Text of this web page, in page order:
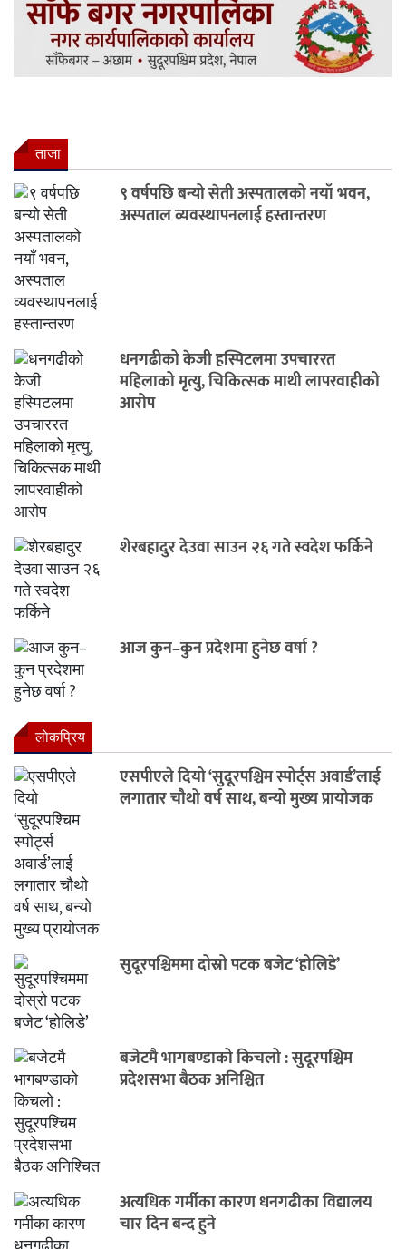
ताजा
९ वर्षपछि बन्यो सेती अस्पतालको नयाँ भवन,
अस्पताल व्यवस्थापनलाई हस्तान्तरण
धनगढीको केजी हस्पिटलमा उपचाररत
महिलाको मृत्यु, चिकित्सक माथी लापरवाहीको
आरोप
शेरबहादुर देउवा साउन २६ गते स्वदेश फर्किने
आज कुन–कुन प्रदेशमा हुनेछ वर्षा ?
लाेकप्रिय
एसपीएले दियो ‘सुदूरपश्चिम स्पोर्ट्स अवार्ड’लाई
लगातार चौथो वर्ष साथ, बन्यो मुख्य प्रायोजक
सुदूरपश्चिममा दोस्रो पटक बजेट ‘होलिडे’
बजेटमै भागबण्डाको किचलो : सुदूरपश्चिम
प्रदेशसभा बैठक अनिश्चित
अत्यधिक गर्मीका कारण धनगढीका विद्यालय
चार दिन बन्द हुने